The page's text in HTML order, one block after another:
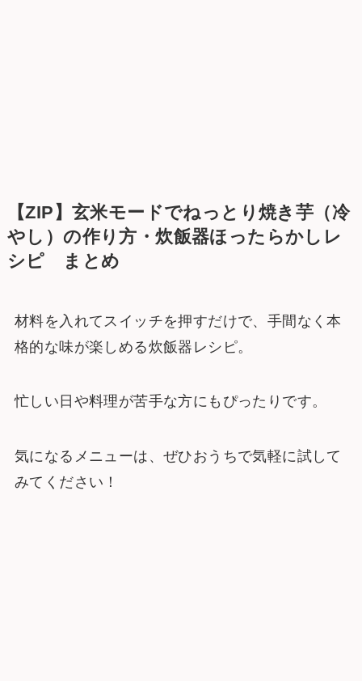
【ZIP】玄米モードでねっとり焼き芋（冷
やし）の作り方・炊飯器ほったらかしレ
シピ まとめ
材料を入れてスイッチを押すだけで、手間なく本
格的な味が楽しめる炊飯器レシピ。
忙しい日や料理が苦手な方にもぴったりです。
気になるメニューは、ぜひおうちで気軽に試して
みてください！